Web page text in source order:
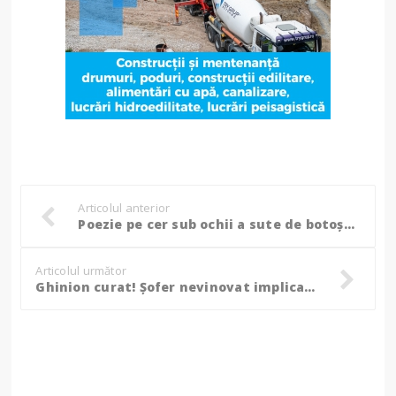
Articolul anterior
Poezie pe cer sub ochii a sute de botoşăneni! Suceava Air Show, urmărit de mii de oameni pe Aeroportul Salcea! FOTO- VIDEO
Articolul următor
Ghinion curat! Șofer nevinovat implicat într-un accident cu o victimă, găsit cu nereguli!